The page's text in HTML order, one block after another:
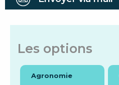
Les options
Agronomie